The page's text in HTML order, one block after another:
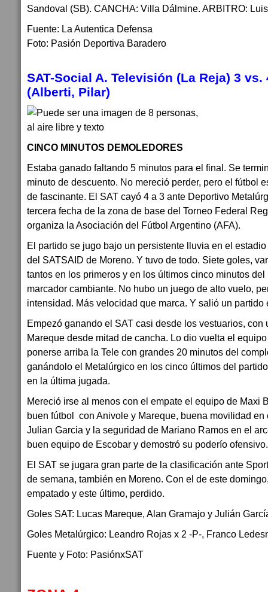
Sandoval (SB). CANCHA: Villa Dálmine. ARBITRO:
Fuente: La Autentica Defensa
Foto: Pasión Deportiva Baradero
SAT-Social A. Televisión (La Reja) 3 vs.
(Alberti, Pilar)
CINCO MINUTOS DEMOLEDORES
Estaba ganado faltando 5 minutos para el final. Se
minuto de descuento. No mereció perder, pero el fútbol
de fascinante. El SAT cayó 4 a 3 ante Deportivo
tercera fecha de la zona de base del Torneo Federal
organiza la Asociación del Fútbol Argentino (AFA).
El partido se jugo bajo un persistente lluvia en el
del SATSAID de Moreno. Y tuvo de todo. Siete goles,
tantos en los primeros y en los últimos cinco minutos
marcador cambiante. No hubo un juego de alto vuelo,
intensidad. Más velocidad que marca. Y salió un
Empezó ganando el SAT casi desde los vestuarios, con
Mareque desde mitad de cancha. Lo dio vuelta el
ponerse arriba la Tele con grandes 20 minutos del
ganándolo el Metalúrgico en los cinco últimos del
en la última jugada.
Mereció irse al menos con el empate el equipo de Maxi
buen fútbol con Anivole y Mareque, buena movilidad en
Julian Garcia y la seguridad de Mariano Ramos en el
buen equipo de Escobar y demostró su poderío ofensivo.
El SAT se jugara gran parte de la clasificación ante
de semana, también en Moreno. Con el de este
empatado y este último, perdido.
Goles SAT: Lucas Mareque, Alan Gramajo y Julián
Goles Metalúrgico: Leandro Rojas x 2 -P-, Franco
Fuente y Foto: PasiónxSAT